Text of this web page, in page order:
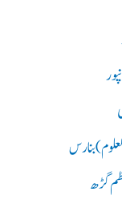
)بنارس
گڑھ